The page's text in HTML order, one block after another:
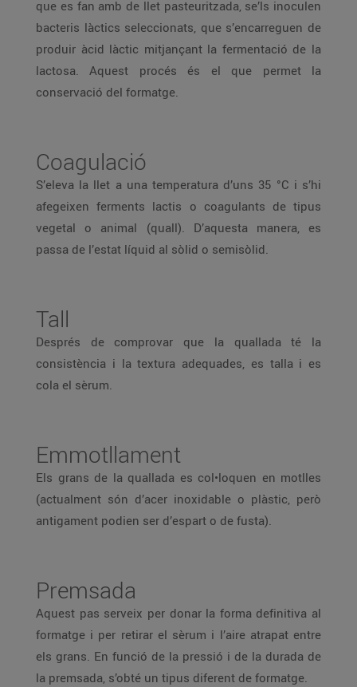
que es fan amb de llet pasteuritzada, se’ls inoculen
bacteris làctics seleccionats, que s’encarreguen de
produir àcid làctic mitjançant la fermentació de la
lactosa. Aquest procés és el que permet la
conservació del formatge.
Coagulació
S’eleva la llet a una temperatura d’uns 35 °C i s’hi
afegeixen ferments lactis o coagulants de tipus
vegetal o animal (quall). D’aquesta manera, es
passa de l’estat líquid al sòlid o semisòlid.
Tall
Després de comprovar que la quallada té la
consistència i la textura adequades, es talla i es
cola el sèrum.
Emmotllament
Els grans de la quallada es col•loquen en motlles
(actualment són d’acer inoxidable o plàstic, però
antigament podien ser d’espart o de fusta).
Premsada
Aquest pas serveix per donar la forma definitiva al
formatge i per retirar el sèrum i l’aire atrapat entre
els grans. En funció de la pressió i de la durada de
la premsada, s’obté un tipus diferent de formatge.